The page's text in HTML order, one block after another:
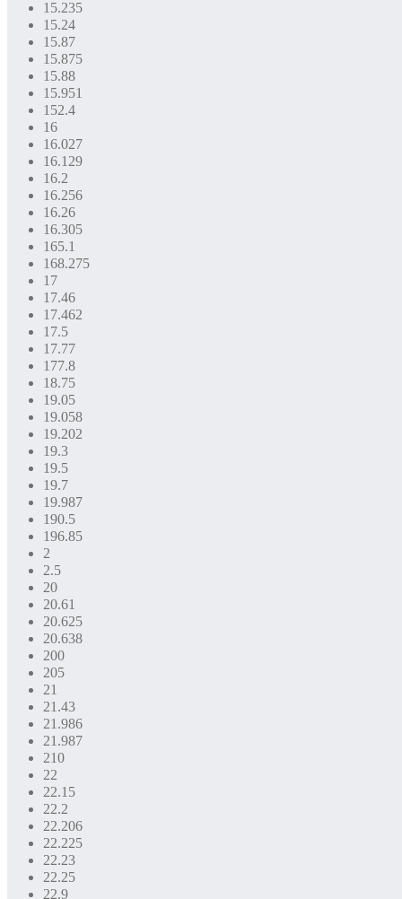
15.235
15.24
15.87
15.875
15.88
15.951
152.4
16
16.027
16.129
16.2
16.256
16.26
16.305
165.1
168.275
17
17.46
17.462
17.5
17.77
177.8
18.75
19.05
19.058
19.202
19.3
19.5
19.7
19.987
190.5
196.85
2
2.5
20
20.61
20.625
20.638
200
205
21
21.43
21.986
21.987
210
22
22.15
22.2
22.206
22.225
22.23
22.25
22.9